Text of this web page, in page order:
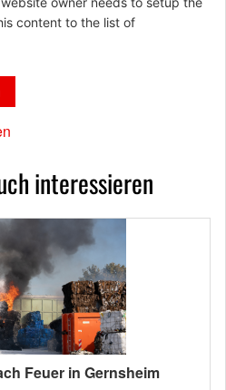
content to the list of
interessieren
Feuer in Gernsheim